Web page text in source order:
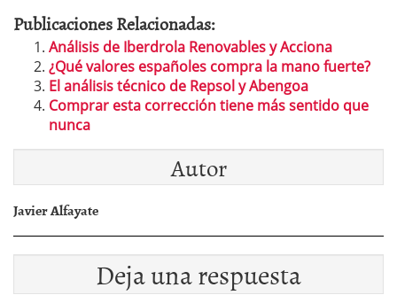
Publicaciones Relacionadas:
Análisis de Iberdrola Renovables y Acciona
¿Qué valores españoles compra la mano fuerte?
El análisis técnico de Repsol y Abengoa
Comprar esta corrección tiene más sentido que
nunca
Autor
Javier Alfayate
Deja una respuesta